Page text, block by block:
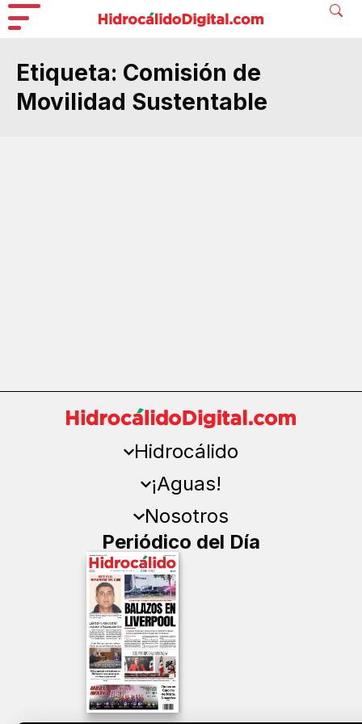
Etiqueta: Comisión de
Movilidad Sustentable
Hidrocálido
¡Aguas!
Nosotros
Periódico del Día